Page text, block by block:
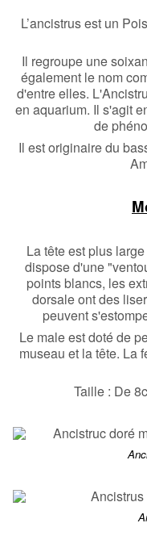
L’ancistrus est un
Il regroupe une
également le nom
d'entre elles.
en aquarium. Il s'agit
de
Il est originaire du
La tête est plus
dispose d'une
points blancs, les
dorsale ont des
peuvent
Le male est doté de
museau et la tête. La
Taille : De